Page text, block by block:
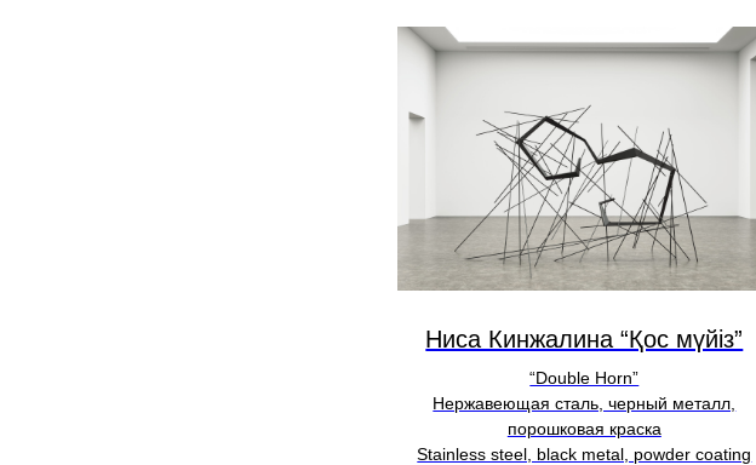
Ниса Кинжалина “Қос мүйіз”
“Double Horn”
Нержавеющая сталь, черный металл,
порошковая краска
Stainless steel, black metal, powder coating